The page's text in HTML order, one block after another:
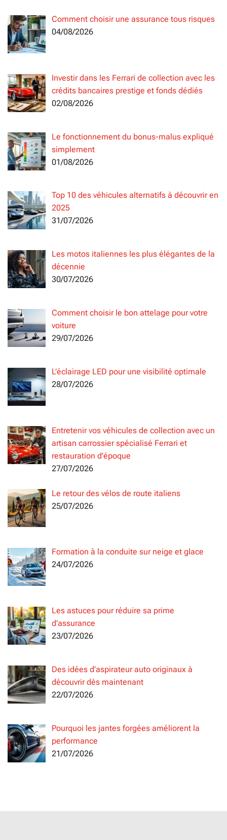
Comment choisir une assurance tous risques
04/08/2026
Investir dans les Ferrari de collection avec les
crédits bancaires prestige et fonds dédiés
02/08/2026
Le fonctionnement du bonus-malus expliqué
simplement
01/08/2026
Top 10 des véhicules alternatifs à découvrir en
2025
31/07/2026
Les motos italiennes les plus élégantes de la
décennie
30/07/2026
Comment choisir le bon attelage pour votre
voiture
29/07/2026
L’éclairage LED pour une visibilité optimale
28/07/2026
Entretenir vos véhicules de collection avec un
artisan carrossier spécialisé Ferrari et
restauration d’époque
27/07/2026
Le retour des vélos de route italiens
25/07/2026
Formation à la conduite sur neige et glace
24/07/2026
Les astuces pour réduire sa prime
d’assurance
23/07/2026
Des idées d’aspirateur auto originaux à
découvrir dès maintenant
22/07/2026
Pourquoi les jantes forgées améliorent la
performance
21/07/2026